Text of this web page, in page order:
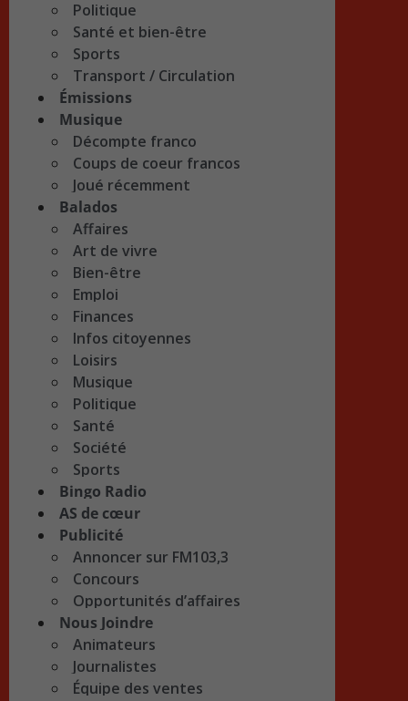
Politique
Santé et bien-être
Sports
Transport / Circulation
Émissions
Musique
Décompte franco
Coups de coeur francos
Joué récemment
Balados
Affaires
Art de vivre
Bien-être
Emploi
Finances
Infos citoyennes
Loisirs
Musique
Politique
Santé
Société
Sports
Bingo Radio
AS de cœur
Publicité
Annoncer sur FM103,3
Concours
Opportunités d’affaires
Nous Joindre
Animateurs
Journalistes
Équipe des ventes